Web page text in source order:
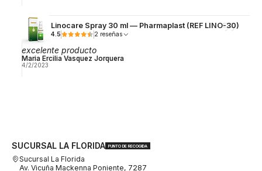
Linocare Spray 30 ml — Pharmaplast (REF LINO-30)
4.5 2 reseñas
excelente producto
Maria Ercilia Vasquez Jorquera
4/2/2023
SUCURSAL LA FLORIDA PUNTO DE RECOGIDA
Sucursal La Florida
Av. Vicuña Mackenna Poniente, 7287